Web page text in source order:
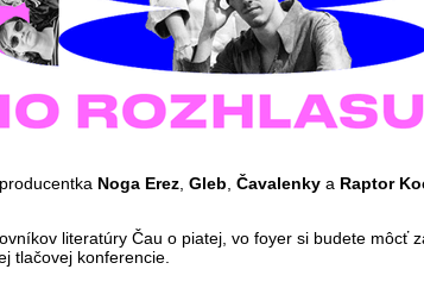
Noga Erez Gleb Čavalenky a Raptor
literatúry Čau o piatej, vo foyer si budete môcť
tlačovej konferencie.